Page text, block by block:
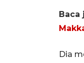
Baca
Dia